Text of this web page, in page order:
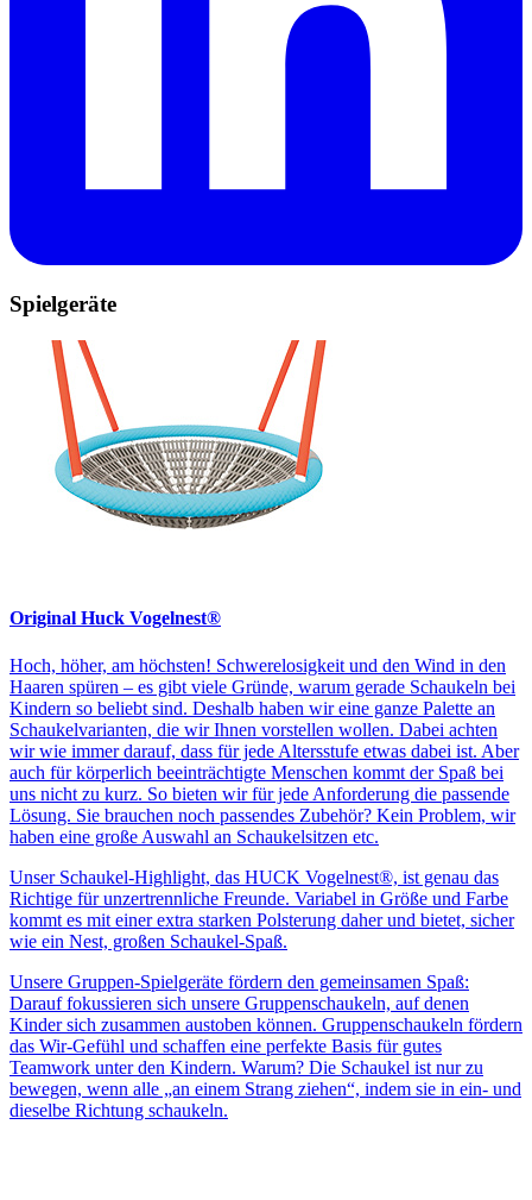
Spielgeräte
Original Huck Vogelnest®
Hoch, höher, am höchsten! Schwerelosigkeit und den Wind in den
Haaren spüren – es gibt viele Gründe, warum gerade Schaukeln bei
Kindern so beliebt sind. Deshalb haben wir eine ganze Palette an
Schaukelvarianten, die wir Ihnen vorstellen wollen. Dabei achten
wir wie immer darauf, dass für jede Altersstufe etwas dabei ist. Aber
auch für körperlich beeinträchtigte Menschen kommt der Spaß bei
uns nicht zu kurz. So bieten wir für jede Anforderung die passende
Lösung. Sie brauchen noch passendes Zubehör? Kein Problem, wir
haben eine große Auswahl an Schaukelsitzen etc.
Unser Schaukel-Highlight, das HUCK Vogelnest®, ist genau das
Richtige für unzertrennliche Freunde. Variabel in Größe und Farbe
kommt es mit einer extra starken Polsterung daher und bietet, sicher
wie ein Nest, großen Schaukel-Spaß.
Unsere Gruppen-Spielgeräte fördern den gemeinsamen Spaß:
Darauf fokussieren sich unsere Gruppenschaukeln, auf denen
Kinder sich zusammen austoben können. Gruppenschaukeln fördern
das Wir-Gefühl und schaffen eine perfekte Basis für gutes
Teamwork unter den Kindern. Warum? Die Schaukel ist nur zu
bewegen, wenn alle „an einem Strang ziehen“, indem sie in ein- und
dieselbe Richtung schaukeln.